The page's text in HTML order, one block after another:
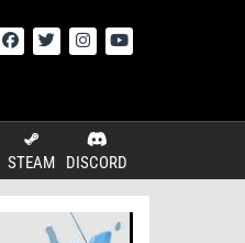
DISCORD
STEAM